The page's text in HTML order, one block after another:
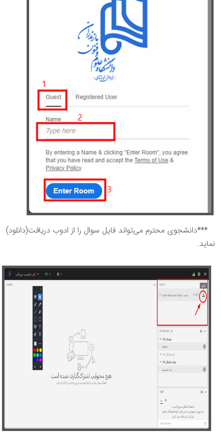
***دانشجوی محترم می‌تواند فایل سوال را از ادوب دریافت(دانلود)
نماید.